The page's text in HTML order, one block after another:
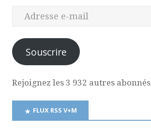
Souscrire
Rejoignez les 3 932 autres abonnés
FLUX RSS V+M